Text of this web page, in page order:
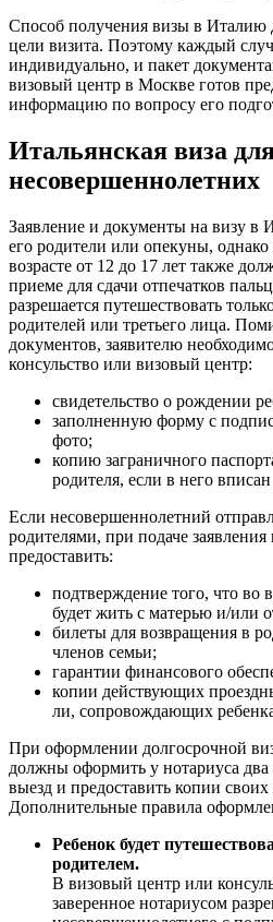
Способ получения визы в Италию
цели визита. Поэтому каждый
индивидуально, и пакет
визовый центр в Москве готов
информацию по вопросу его
Итальянская виза
несовершеннолетних
Заявление и документы на визу в
его родители или опекуны,
возрасте от 12 до 17 лет также
приеме для сдачи отпечатков
разрешается путешествовать
родителей или третьего лица.
документов, заявителю
консульство или визовый центр:
свидетельство о рождении
заполненную форму с
фото;
копию заграничного
родителя, если в него
Если несовершеннолетний
родителями, при подаче
предоставить:
подтверждение того, что во
будет жить с матерью и/или
билеты для возвращения в
членов семьи;
гарантии финансового
копии действующих
ли, сопровождающих
При оформлении долгосрочной
должны оформить у нотариуса
выезд и предоставить копии
Дополнительные правила
Ребенок будет
родителем.
В визовый центр или
заверенное нотариусом